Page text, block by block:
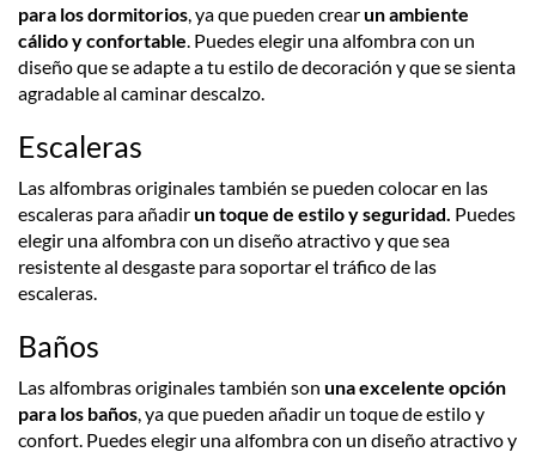
para los dormitorios , ya que pueden crearun ambiente
cálido y confortable . Puedes elegir una alfombra con un
diseño que se adapte a tu estilo de decoración y que se sienta
agradable al caminar descalzo.
Escaleras
Las alfombras originales también se pueden colocar en las
escaleras para añadirun toque de estilo y seguridad. Puedes
elegir una alfombra con un diseño atractivo y que sea
resistente al desgaste para soportar el tráfico de las
escaleras.
Baños
Las alfombras originales también son una excelente opción
para los baños , ya que pueden añadir un toque de estilo y
confort. Puedes elegir una alfombra con un diseño atractivo y